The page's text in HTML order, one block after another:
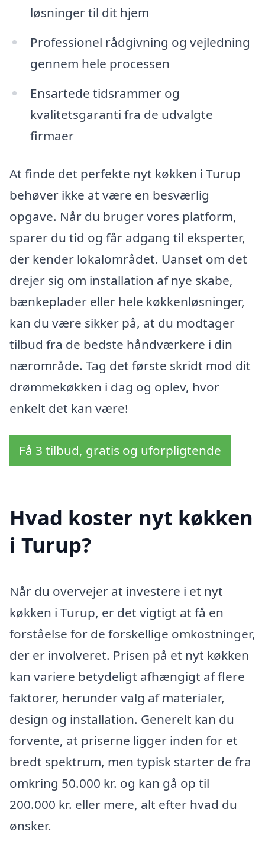
løsninger til dit hjem
Professionel rådgivning og vejledning
gennem hele processen
Ensartede tidsrammer og
kvalitetsgaranti fra de udvalgte
firmaer
At finde det perfekte nyt køkken i Turup
behøver ikke at være en besværlig
opgave. Når du bruger vores platform,
sparer du tid og får adgang til eksperter,
der kender lokalområdet. Uanset om det
drejer sig om installation af nye skabe,
bænkeplader eller hele køkkenløsninger,
kan du være sikker på, at du modtager
tilbud fra de bedste håndværkere i din
nærområde. Tag det første skridt mod dit
drømmekøkken i dag og oplev, hvor
enkelt det kan være!
Få 3 tilbud, gratis og uforpligtende
Hvad koster nyt køkken
i Turup?
Når du overvejer at investere i et nyt
køkken i Turup, er det vigtigt at få en
forståelse for de forskellige omkostninger,
der er involveret. Prisen på et nyt køkken
kan variere betydeligt afhængigt af flere
faktorer, herunder valg af materialer,
design og installation. Generelt kan du
forvente, at priserne ligger inden for et
bredt spektrum, men typisk starter de fra
omkring 50.000 kr. og kan gå op til
200.000 kr. eller mere, alt efter hvad du
ønsker.